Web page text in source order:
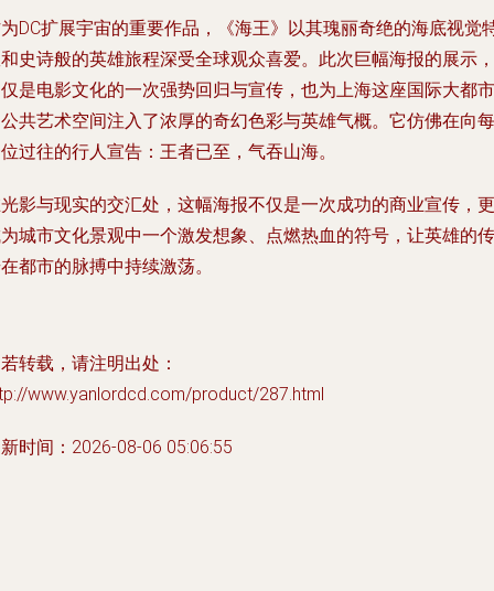
DC扩展宇宙的重要作品，《海王》以其瑰丽奇绝的海底视觉
史诗般的英雄旅程深受全球观众喜爱。此次巨幅海报的展示，
是电影文化的一次强势回归与宣传，也为上海这座国际大都市
共艺术空间注入了浓厚的奇幻色彩与英雄气概。它仿佛在向每
过往的行人宣告：王者已至，气吞山海。
影与现实的交汇处，这幅海报不仅是一次成功的商业宣传，更
城市文化景观中一个激发想象、点燃热血的符号，让英雄的传
都市的脉搏中持续激荡。
转载，请注明出处：
www.yanlordcd.com/product/287.html
时间：2026-08-06 05:06:55